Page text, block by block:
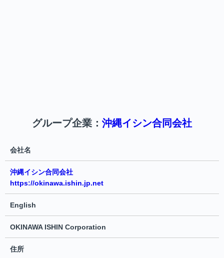
グループ企業： 沖縄イシン合同会社
会社名
沖縄イシン合同会社
https://okinawa.ishin.jp.net
English
OKINAWA ISHIN Corporation
住所